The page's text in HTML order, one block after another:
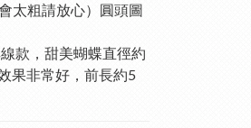
太粗請放心）圓頭圖
款，甜美蝴蝶直徑約
果非常好，前長約5